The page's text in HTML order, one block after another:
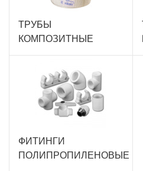
ТРУБЫ
КОМПОЗИТНЫЕ
ФИТИНГИ
ПОЛИПРОПИЛЕНОВЫЕ